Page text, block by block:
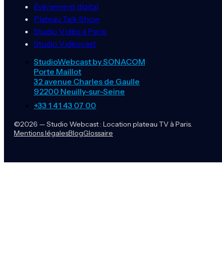
Événement digital
Plateau Talk Show
Studio Vidéo à Paris
Studio Vidéocast
StudioWebcast by SONACOM
Porte Maillot
32 avenue Charles de Gaulle
92200 Neuilly-sur-Seine
+33 1 41 43 07 00
©2026 — Studio Webcast : Location plateau TV à Paris.
Mentions légalesBlogGlossaire